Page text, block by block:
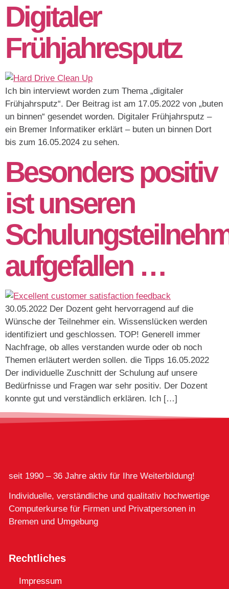
Digitaler
Frühjahresputz
Ich bin interviewt worden zum Thema „digitaler
Frühjahrsputz“. Der Beitrag ist am 17.05.2022 von „buten
un binnen“ gesendet worden. Digitaler Frühjahrsputz –
ein Bremer Informatiker erklärt – buten un binnen Dort
bis zum 16.05.2024 zu sehen.
Besonders positiv
ist unseren
aufgefallen …
30.05.2022 Der Dozent geht hervorragend auf die
Wünsche der Teilnehmer ein. Wissenslücken werden
identifiziert und geschlossen. TOP! Generell immer
Nachfrage, ob alles verstanden wurde oder ob noch
Themen erläutert werden sollen. die Tipps 16.05.2022
Der individuelle Zuschnitt der Schulung auf unsere
Bedürfnisse und Fragen war sehr positiv. Der Dozent
konnte gut und verständlich erklären. Ich […]
seit 1990 – 36 Jahre aktiv für Ihre Weiterbildung!
Individuelle, verständliche und qualitativ hochwertige
Computerkurse für Firmen und Privatpersonen in
Bremen und Umgebung
Rechtliches
Impressum